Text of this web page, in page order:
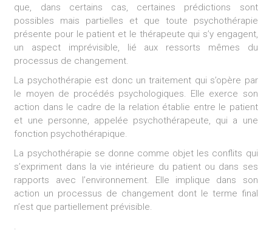
que, dans certains cas, certaines prédictions sont
possibles mais partielles et que toute psychothérapie
présente pour le patient et le thérapeute qui s’y engagent,
un aspect imprévisible, lié aux ressorts mêmes du
processus de changement.
La psychothérapie est donc un traitement qui s’opère par
le moyen de procédés psychologiques. Elle exerce son
action dans le cadre de la relation établie entre le patient
et une personne, appelée psychothérapeute, qui a une
fonction psychothérapique.
La psychothérapie se donne comme objet les conflits qui
s’expriment dans la vie intérieure du patient ou dans ses
rapports avec l’environnement. Elle implique dans son
action un processus de changement dont le terme final
n’est que partiellement prévisible.
.